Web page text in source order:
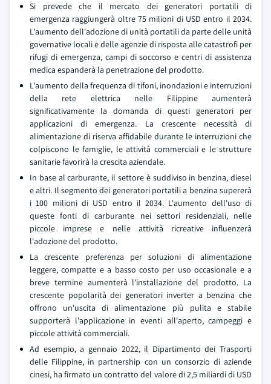
Si prevede che il mercato dei generatori portatili di
emergenza raggiungerà oltre 75 milioni di USD entro il 2034.
L'aumento dell'adozione di unità portatili da parte delle unità
governative locali e delle agenzie di risposta alle catastrofi per
rifugi di emergenza, campi di soccorso e centri di assistenza
medica espanderà la penetrazione del prodotto.
L'aumento della frequenza di tifoni, inondazioni e interruzioni
della rete elettrica nelle Filippine aumenterà
significativamente la domanda di questi generatori per
applicazioni di emergenza. La crescente necessità di
alimentazione di riserva affidabile durante le interruzioni che
colpiscono le famiglie, le attività commerciali e le strutture
sanitarie favorirà la crescita aziendale.
In base al carburante, il settore è suddiviso in benzina, diesel
e altri. Il segmento dei generatori portatili a benzina supererà
i 100 milioni di USD entro il 2034. L'aumento dell'uso di
queste fonti di carburante nei settori residenziali, nelle
piccole imprese e nelle attività ricreative influenzerà
l'adozione del prodotto.
La crescente preferenza per soluzioni di alimentazione
leggere, compatte e a basso costo per uso occasionale e a
breve termine aumenterà l'installazione del prodotto. La
crescente popolarità dei generatori inverter a benzina che
offrono un'uscita di alimentazione più pulita e stabile
supporterà l'applicazione in eventi all'aperto, campeggi e
piccole attività commerciali.
Ad esempio, a gennaio 2022, il Dipartimento dei Trasporti
delle Filippine, in partnership con un consorzio di aziende
cinesi, ha firmato un contratto del valore di 2,5 miliardi di USD